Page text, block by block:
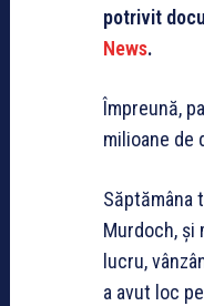
potrivit
News.
Împreună,
milioane de
Săptămâna
Murdoch, și
lucru,
a avut loc